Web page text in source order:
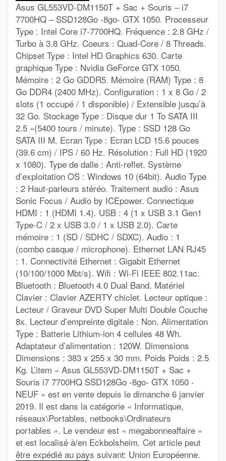
Asus GL553VD-DM1150T + Sac + Souris – i7
7700HQ – SSD128Go -8go- GTX 1050. Processeur
Type : Intel Core i7-7700HQ. Fréquence : 2.8 GHz /
Turbo à 3.8 GHz. Coeurs : Quad-Core / 8 Threads.
Chipset Type : Intel HD Graphics 630. Carte
graphique Type : Nvidia GeForce GTX 1050.
Mémoire : 2 Go GDDR5. Mémoire (RAM) Type : 8
Go DDR4 (2400 MHz). Configuration : 1 x 8 Go / 2
slots (1 occupé / 1 disponible) / Extensible jusqu’à
32 Go. Stockage Type : Disque dur 1 To SATA III
2.5 »(5400 tours / minute). Type : SSD 128 Go
SATA III M. Ecran Type : Ecran LCD 15.6 pouces
(39.6 cm) / IPS / 60 Hz. Résolution : Full HD (1920
x 1080). Type de dalle : Anti-reflet. Système
d’exploitation OS : Windows 10 (64bit). Audio Type
: 2 Haut-parleurs stéréo. Traitement audio : Asus
Sonic Focus / Audio by ICEpower. Connectique
HDMI : 1 (HDMI 1.4). USB : 4 (1 x USB 3.1 Gen1
Type-C / 2 x USB 3.0 / 1 x USB 2.0). Carte
mémoire : 1 (SD / SDHC / SDXC). Audio : 1
(combo casque / microphone). Ethernet LAN RJ45
: 1. Connectivité Ethernet : Gigabit Ethernet
(10/100/1000 Mbt/s). Wifi : Wi-Fi IEEE 802.11ac.
Bluetooth : Bluetooth 4.0 Dual Band. Matériel
Clavier : Clavier AZERTY chiclet. Lecteur optique :
Lecteur / Graveur DVD Super Multi Double Couche
8x. Lecteur d’empreinte digitale : Non. Alimentation
Type : Batterie Lithium-ion 4 cellules 48 Wh.
Adaptateur d’alimentation : 120W. Dimensions
Dimensions : 383 x 255 x 30 mm. Poids Poids : 2.5
Kg. L’item « Asus GL553VD-DM1150T + Sac +
Souris i7 7700HQ SSD128Go -8go- GTX 1050 -
NEUF » est en vente depuis le dimanche 6 janvier
2019. Il est dans la catégorie « Informatique,
réseaux\Portables, netbooks\Ordinateurs
portables ». Le vendeur est « megabonneaffaire »
et est localisé à/en Eckbolsheim. Cet article peut
être expédié au pays suivant: Union Européenne.